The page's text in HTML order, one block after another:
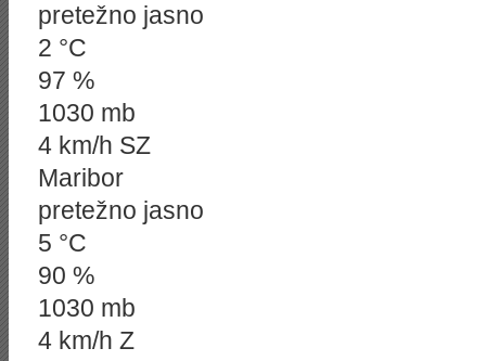
pretežno jasno
2 °C
97 %
1030 mb
4 km/h SZ
Maribor
pretežno jasno
5 °C
90 %
1030 mb
4 km/h Z